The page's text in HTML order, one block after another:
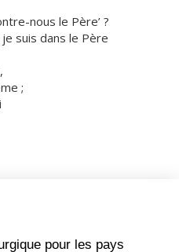
nous le Père’ ?
suis dans le Père
;
œuvres elles-mêmes.